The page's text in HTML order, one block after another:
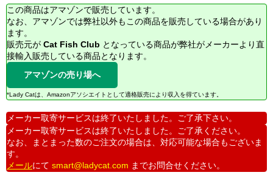
この商品はアマゾンで販売しています。
なお、アマゾンでは弊社以外もこの商品を販売している場合があり
ます。
販売元が Cat Fish Club となっている商品が弊社がメーカーより直
接輸入販売している商品となります。
アマゾンの売り場へ
*Lady Catは、Amazonアソシエイトとして適格販売により収入を得ています。
メーカー取寄サービスは終了いたしました。ご了承下さい。
メーカー取寄サービスは終了いたしました。ご了承ください。
なお、まとまった数のご注文の場合は、対応可能な場合もございま
す。
メールにて smart@ladycat.com までお問合せください。